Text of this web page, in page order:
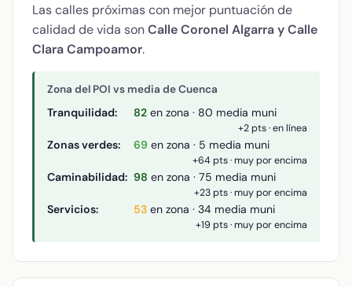
Las calles próximas con mejor puntuación de
calidad de vida sonCalle Coronel Algarra y Calle
Clara Campoamor.
Zona del POI vs media de Cuenca
Tranquilidad: 82 en zona · 80 media muni
+2 pts · en línea
Zonas verdes: 69 en zona · 5 media muni
+64 pts · muy por encima
Caminabilidad: 98 en zona · 75 media muni
+23 pts · muy por encima
Servicios: 53 en zona · 34 media muni
+19 pts · muy por encima